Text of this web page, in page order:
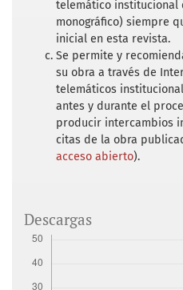
Secretary) (1926).
Washington:
Department of
Secretary) (1928).
Washington:
Department of
Secretary) (1929).
Americanism: The
telemático institucional
monográfico) siempre
inicial en esta revista.
Se permite y
su obra a través de
telemáticos
antes y durante el
producir intercambios
citas de la obra
acceso abierto).
Descargas